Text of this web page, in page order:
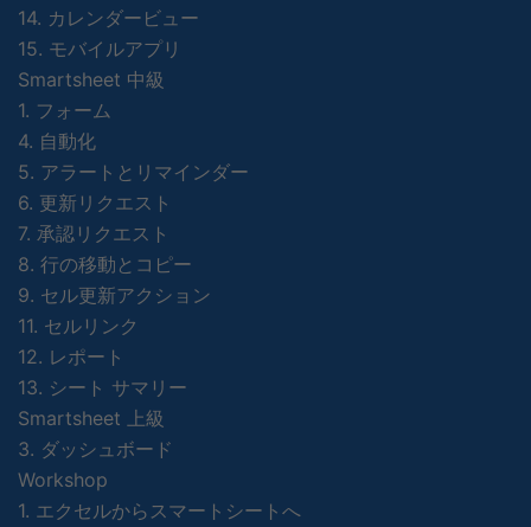
14. カレンダービュー
15. モバイルアプリ
Smartsheet 中級
1. フォーム
4. 自動化
5. アラートとリマインダー
6. 更新リクエスト
7. 承認リクエスト
8. 行の移動とコピー
9. セル更新アクション
11. セルリンク
12. レポート
13. シート サマリー
Smartsheet 上級
3. ダッシュボード
Workshop
1. エクセルからスマートシートへ